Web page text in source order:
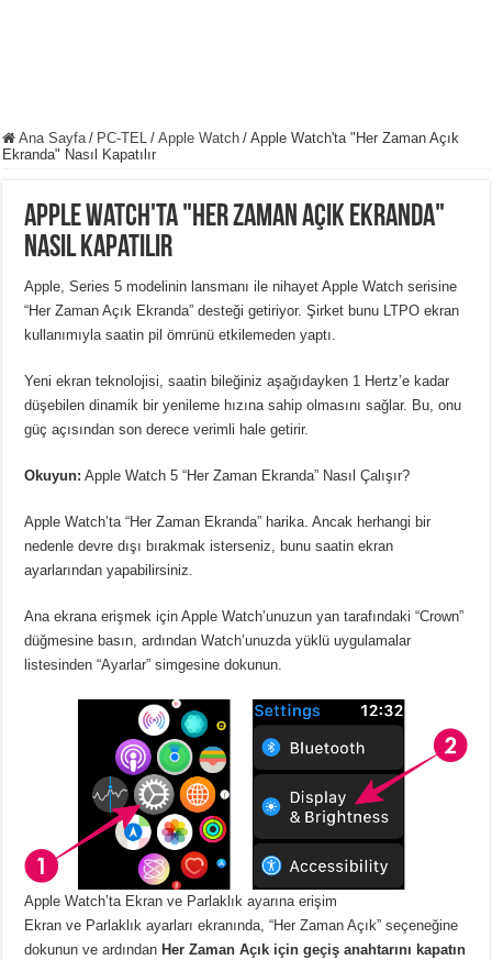
Ana Sayfa / PC-TEL / Apple Watch / Apple Watch'ta "Her Zaman Açık
Ekranda" Nasıl Kapatılır
Apple Watch'ta "Her Zaman Açık Ekranda"
Nasıl Kapatılır
Apple, Series 5 modelinin lansmanı ile nihayet Apple Watch serisine
“Her Zaman Açık Ekranda” desteği getiriyor. Şirket bunu LTPO ekran
kullanımıyla saatin pil ömrünü etkilemeden yaptı.
Yeni ekran teknolojisi, saatin bileğiniz aşağıdayken 1 Hertz’e kadar
düşebilen dinamik bir yenileme hızına sahip olmasını sağlar. Bu, onu
güç açısından son derece verimli hale getirir.
Okuyun: Apple Watch 5 “Her Zaman Ekranda” Nasıl Çalışır?
Apple Watch’ta “Her Zaman Ekranda” harika. Ancak herhangi bir
nedenle devre dışı bırakmak isterseniz, bunu saatin ekran
ayarlarından yapabilirsiniz.
Ana ekrana erişmek için Apple Watch’unuzun yan tarafındaki “Crown”
düğmesine basın, ardından Watch’unuzda yüklü uygulamalar
listesinden “Ayarlar” simgesine dokunun.
Apple Watch’ta Ekran ve Parlaklık ayarına erişim
Ekran ve Parlaklık ayarları ekranında, “Her Zaman Açık” seçeneğine
dokunun ve ardındanHer Zaman Açık için geçiş anahtarını kapatın